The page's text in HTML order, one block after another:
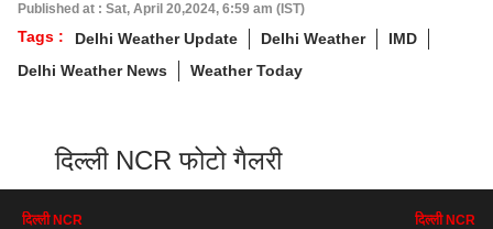
Published at : Sat, April 20,2024, 6:59 am (IST)
Tags : Delhi Weather Update Delhi Weather
IMD
Delhi Weather News
Weather Today
दिल्ली NCR फोटो गैलरी
दिल्ली NCR दिल्ली NCR